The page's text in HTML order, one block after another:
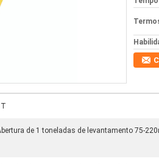
de 1 toneladas de levantamento 75-